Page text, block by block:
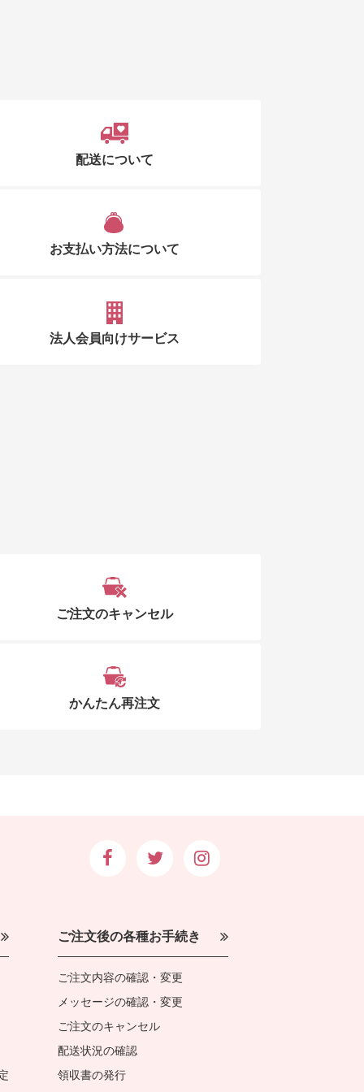
配送について
お支払い方法について
法人会員向けサービス
ご注文のキャンセル
かんたん再注文
ご注文後の各種お手続き
ご注文内容の確認・変更
メッセージの確認・変更
ご注文のキャンセル
配送状況の確認
領収書の発行